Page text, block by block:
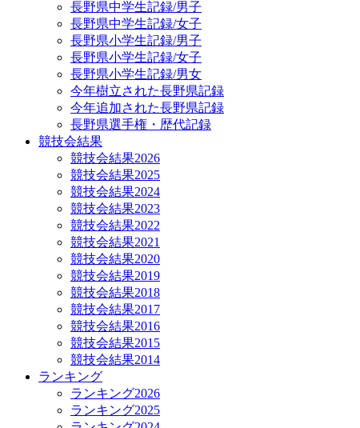
長野県中学生記録/男子
長野県中学生記録/女子
長野県小学生記録/男子
長野県小学生記録/女子
長野県小学生記録/男女
今年樹立された長野県記録
今年追加された長野県記録
長野県選手権・歴代記録
競技会結果
競技会結果2026
競技会結果2025
競技会結果2024
競技会結果2023
競技会結果2022
競技会結果2021
競技会結果2020
競技会結果2019
競技会結果2018
競技会結果2017
競技会結果2016
競技会結果2015
競技会結果2014
ランキング
ランキング2026
ランキング2025